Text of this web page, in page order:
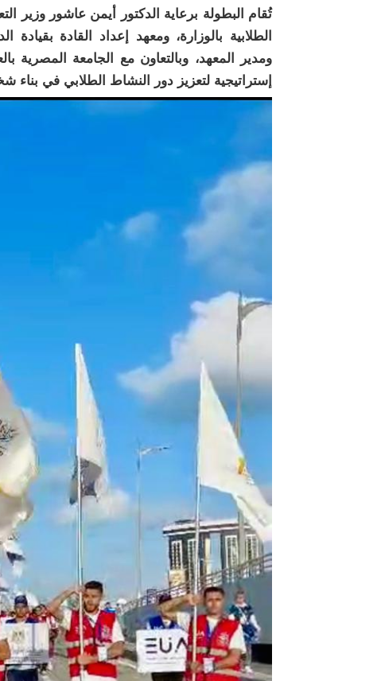
تُقام البطولة برعاية الدكتور أيمن عاشور وزير
الطلابية بالوزارة، ومعهد إعداد القادة
ومدير المعهد، وبالتعاون مع الجامعة المصرية
إستراتيجية لتعزيز دور النشاط الطلابي في